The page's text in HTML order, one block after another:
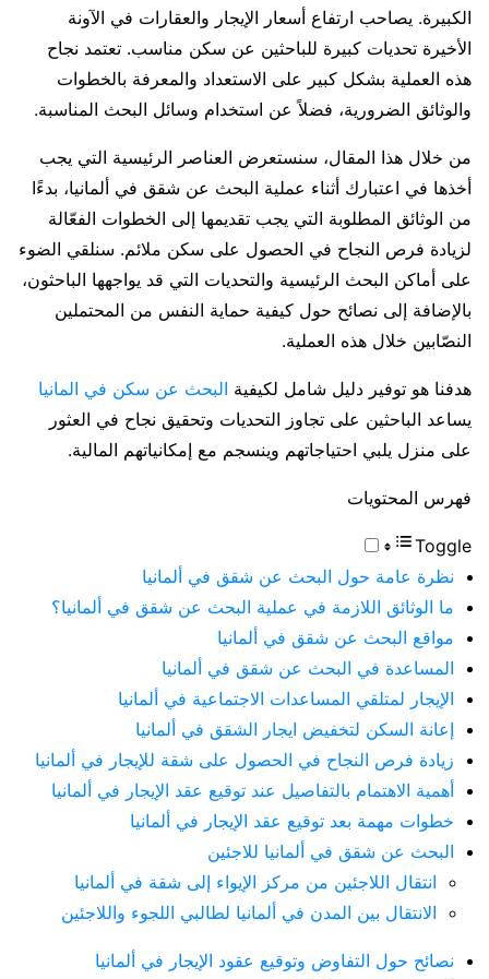
الكبيرة. يصاحب ارتفاع أسعار الإيجار والعقارات في الآونة
الأخيرة تحديات كبيرة للباحثين عن سكن مناسب. تعتمد نجاح
هذه العملية بشكل كبير على الاستعداد والمعرفة بالخطوات
والوثائق الضرورية، فضلاً عن استخدام وسائل البحث المناسبة.
من خلال هذا المقال، سنستعرض العناصر الرئيسية التي يجب
أخذها في اعتبارك أثناء عملية البحث عن شقق في ألمانيا، بدءًا
من الوثائق المطلوبة التي يجب تقديمها إلى الخطوات الفعّالة
لزيادة فرص النجاح في الحصول على سكن ملائم. سنلقي الضوء
على أماكن البحث الرئيسية والتحديات التي قد يواجهها الباحثون،
بالإضافة إلى نصائح حول كيفية حماية النفس من المحتملين
النصّابين خلال هذه العملية.
هدفنا هو توفير دليل شامل لكيفية البحث عن سكن في المانيا
يساعد الباحثين على تجاوز التحديات وتحقيق نجاح في العثور
على منزل يلبي احتياجاتهم وينسجم مع إمكانياتهم المالية.
فهرس المحتويات
Toggle
نظرة عامة حول البحث عن شقق في ألمانيا
ما الوثائق اللازمة في عملية البحث عن شقق في ألمانيا؟
مواقع البحث عن شقق في ألمانيا
المساعدة في البحث عن شقق في ألمانيا
الإيجار لمتلقي المساعدات الاجتماعية في ألمانيا
إعانة السكن لتخفيض ايجار الشقق في ألمانيا
زيادة فرص النجاح في الحصول على شقة للإيجار في ألمانيا
أهمية الاهتمام بالتفاصيل عند توقيع عقد الإيجار في ألمانيا
خطوات مهمة بعد توقيع عقد الإيجار في ألمانيا
البحث عن شقق في ألمانيا للاجئين
انتقال اللاجئين من مركز الإيواء إلى شقة في ألمانيا
الانتقال بين المدن في ألمانيا لطالبي اللجوء واللاجئين
نصائح حول التفاوض وتوقيع عقود الإيجار في ألمانيا